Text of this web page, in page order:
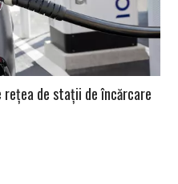
de stații de încărcare